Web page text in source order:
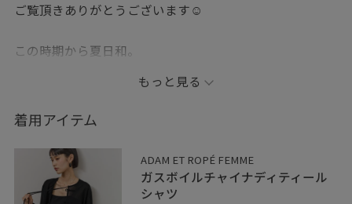
ご覧頂きありがとうございます☺︎
この時期から夏日和。
そんな羽織りにも万能なシャツブラウスが入荷しており
ます。
コットン100%の肌触りのよい素材に加え、
チャイナディティールが鮮度感UP！
もっと見る
着用アイテム
ADAM ET ROPÉ FEMME
ガスボイルチャイナディティール
シャツ